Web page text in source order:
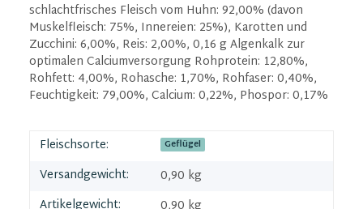
schlachtfrisches Fleisch vom Huhn: 92,00% (davon
Muskelfleisch: 75%, Innereien: 25%), Karotten und
Zucchini: 6,00%, Reis: 2,00%, 0,16 g Algenkalk zur
optimalen Calciumversorgung Rohprotein: 12,80%,
Rohfett: 4,00%, Rohasche: 1,70%, Rohfaser: 0,40%,
Feuchtigkeit: 79,00%, Calcium: 0,22%, Phospor: 0,17%
Fleischsorte: Geflügel
Versandgewicht:
0,90 kg